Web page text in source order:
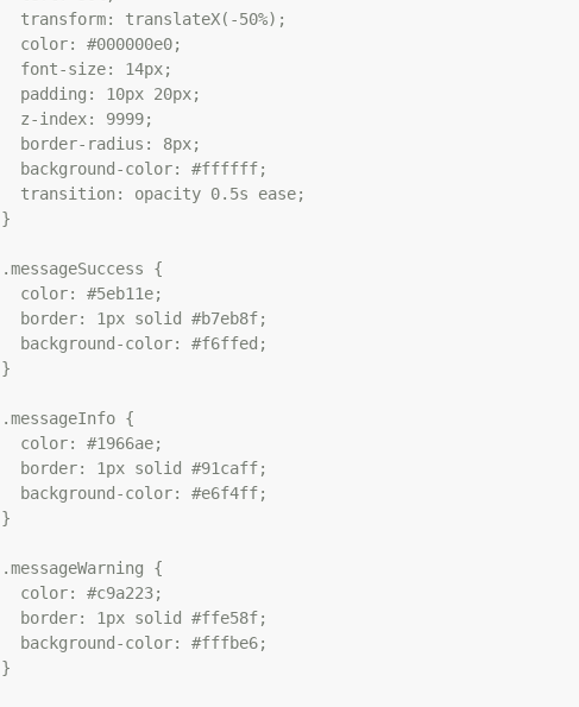
  transform: translateX(-50%);
  color: #000000e0;
  font-size: 14px;
  padding: 10px 20px;
  z-index: 9999;
  border-radius: 8px;
  background-color: #ffffff;
  transition: opacity 0.5s ease;
}
.messageSuccess {
  color: #5eb11e;
  border: 1px solid #b7eb8f;
  background-color: #f6ffed;
}
.messageInfo {
  color: #1966ae;
  border: 1px solid #91caff;
  background-color: #e6f4ff;
}
.messageWarning {
  color: #c9a223;
  border: 1px solid #ffe58f;
  background-color: #fffbe6;
}